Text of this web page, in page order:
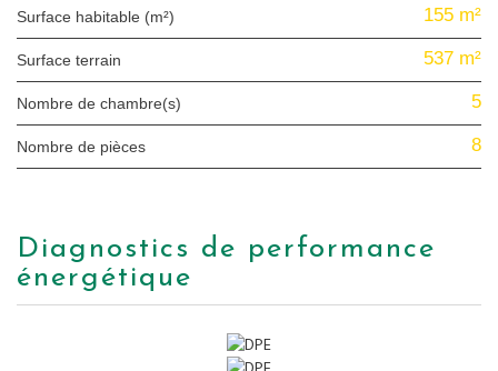
Surface habitable (m²) 155 m²
surface terrain 537 m²
Nombre de chambre(s) 5
Nombre de pièces 8
diagnostics de performance
énergétique